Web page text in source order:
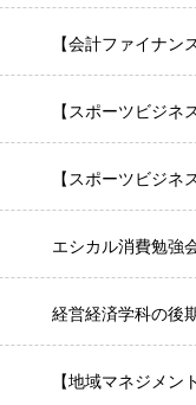
【会計ファイナ
【スポーツビジ
【スポーツビジ
エシカル消費勉強
経営経済学科の後
【地域マネジメ